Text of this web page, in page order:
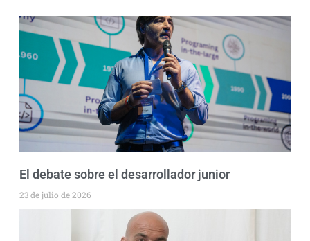
El debate sobre el desarrollador junior
23 de julio de 2026